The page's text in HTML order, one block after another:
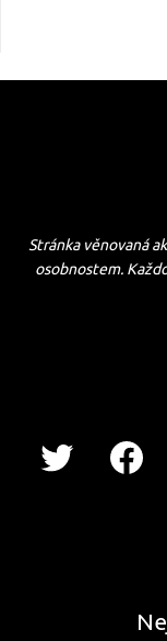
Stránka věnovaná
osobnostem.